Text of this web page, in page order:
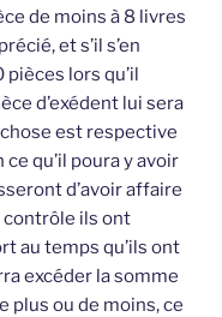
de moins à 8 livres
et s’il s’en
lors qu’il
d’exédent lui sera
est respective
qu’il poura y avoir
d’avoir affaire
contrôle ils ont
au temps qu’ils ont
excéder la somme
plus ou de moins, ce